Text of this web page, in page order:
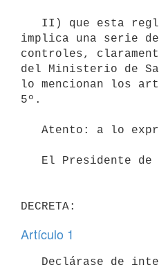
implica una serie
controles,
del Ministerio de
lo mencionan los
5º.
Artículo 1